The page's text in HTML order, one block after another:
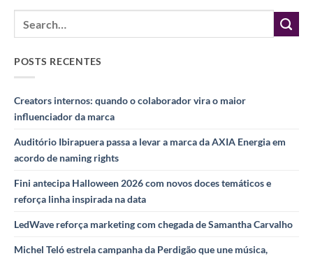
POSTS RECENTES
Creators internos: quando o colaborador vira o maior
influenciador da marca
Auditório Ibirapuera passa a levar a marca da AXIA Energia em
acordo de naming rights
Fini antecipa Halloween 2026 com novos doces temáticos e
reforça linha inspirada na data
LedWave reforça marketing com chegada de Samantha Carvalho
Michel Teló estrela campanha da Perdigão que une música,